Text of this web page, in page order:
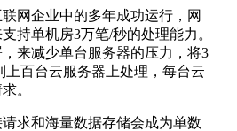
企业中的多年成功运行，网
持单机房3万笔/秒的处理能力。
来减少单台服务器的压力，将3
百台云服务器上处理，每台云
。
和海量数据存储会成为单数